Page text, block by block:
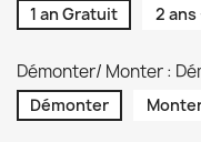
1 an Gratuit 2 ans
Démonter/ Monter :
Démonter